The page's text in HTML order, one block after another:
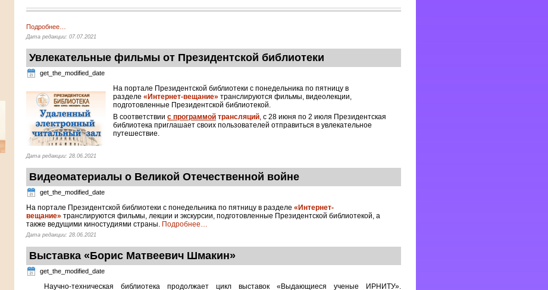
Подробнее
Дата редакции: 07.07.2021
Увлекательные фильмы от Президентской библиотеки
get_the_modified_date
На портале Президентской библиотеки с понедельника по пятницу в
разделе «Интернет-вещание» транслируются фильмы, видеолекции,
подготовленные Президентской библиотекой.
В соответствии с программой трансляций, с 28 июня по 2 июля Президентская
библиотека приглашает своих пользователей отправиться в увлекательное
путешествие.
Дата редакции: 28.06.2021
Видеоматериалы о Великой Отечественной войне
get_the_modified_date
На портале Президентской библиотеки с понедельника по пятницу в разделе «Интернет-
вещание» транслируются фильмы, лекции и экскурсии, подготовленные Президентской библиотекой, а
также ведущими киностудиями страны. Подробнее…
Дата редакции: 28.06.2021
Выставка «Борис Матвеевич Шмакин»
get_the_modified_date
Научно-техническая библиотека продолжает цикл выставок «Выдающиеся ученые ИРНИТУ».